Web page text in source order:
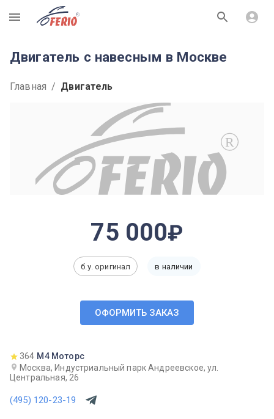
R
Двигатель с навесным в Москве
Главная / Двигатель
R
75 000
б.у. оригинал в наличии
ОФОРМИТЬ ЗАКАЗ
364 М4 Моторс
Москва, Индустриальный парк Андреевское, ул.
Центральная, 26
(495) 120-23-19